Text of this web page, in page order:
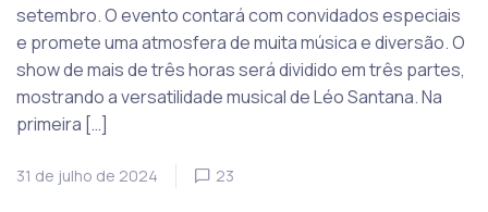
setembro. O evento contará com convidados especiais
e promete uma atmosfera de muita música e diversão. O
show de mais de três horas será dividido em três partes,
mostrando a versatilidade musical de Léo Santana. Na
primeira […]
31 de julho de 2024 23